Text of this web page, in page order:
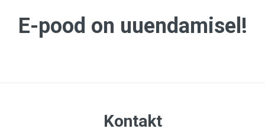
E-pood on uuendamisel!
Kontakt